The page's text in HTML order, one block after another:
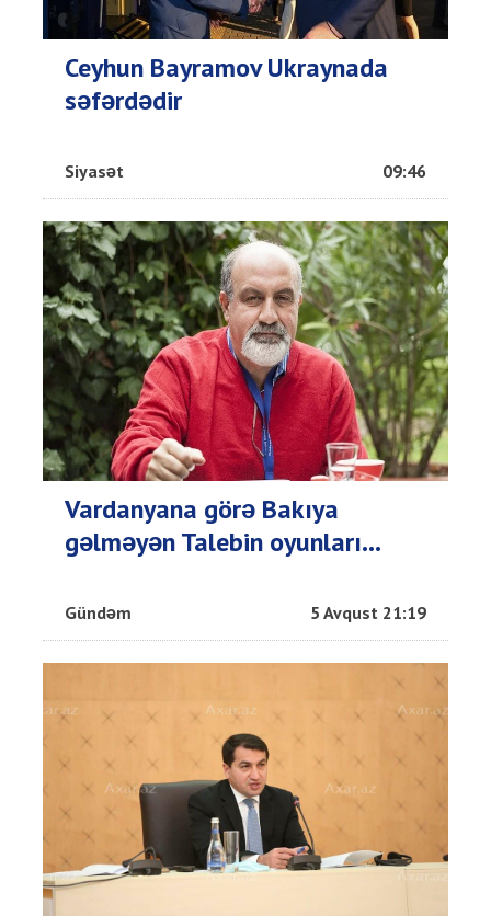
Ceyhun Bayramov Ukraynada
səfərdədir
Siyasət 09:46
Vardanyana görə Bakıya
gəlməyən Talebin oyunları...
Gündəm 5 Avqust 21:19